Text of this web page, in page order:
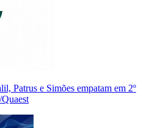
Patrus e Simões empatam em 2º